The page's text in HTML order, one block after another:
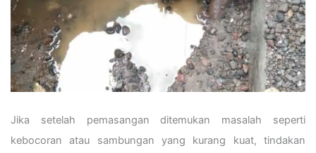
Jika setelah pemasangan ditemukan masalah seperti
kebocoran atau sambungan yang kurang kuat, tindakan